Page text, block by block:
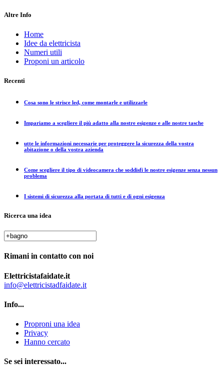
Altre Info
Home
Idee da elettricista
Numeri utili
Proponi un articolo
Recenti
Cosa sono le strisce led, come montarle e utilizzarle
Impariamo a scegliere il più adatto alla nostre esigenze e alle nostre tasche
utte le informazioni necessarie per proteggere la sicurezza della vostra
abitazione o della vostra azienda
Come scegliere il tipo di videocamera che soddisfi le nostre esigenze senza nessun
problema
I sistemi di sicurezza alla portata di tutti e di ogni esigenza
Ricerca una idea
Rimani in contatto con noi
Elettricistafaidate.it
info@elettricistadfaidate.it
Info...
Proproni una idea
Privacy
Hanno cercato
Se sei interessato...